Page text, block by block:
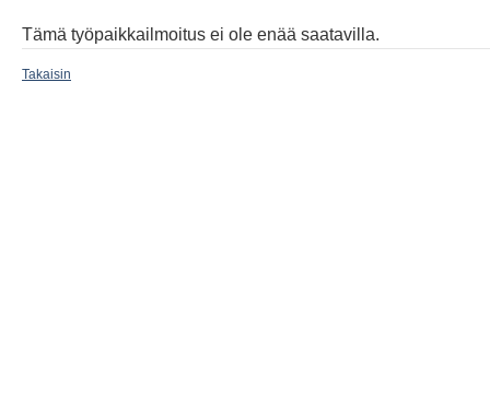
Tämä työpaikkailmoitus ei ole enää saatavilla.
Takaisin